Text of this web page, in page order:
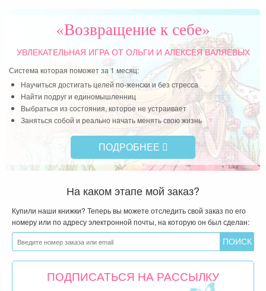
ошибки и вдохновляюсь идти
дальше по пути терпения, любви и работы над
собой. Я хочу поделиться своей
историей. Может быть, она станет свежим
воздухом для тех, кто прошел через
похожую боль и проблемы.
Десять лет назад я закончила школу с медалью,
сама поступила в крупный
вуз и уехала в другой город. Родители
сомневались, смогу ли я, но у меня
сомнений не было. Я знала, что я все смогу, что
учиться и страстно хотела уехать из родного
города. Сколько себя помню, все
детство в нашей семье были скандалы, отец
очень зло кричал на всех членов
семьи и мучил и изводил этим всю нашу семью.
Оставаясь одна, я задыхалась
в истериках и стала доходить до суицидальных
«Возвращение к себе»
УВЛЕКАТЕЛЬНАЯ ИГРАОТ ОЛЬГИ И АЛЕКСЕЯ ВАЛЯЕВЫХ
Система которая поможет за 1 месяц:
Научиться достигать целей по-женски и без стресса
Найти подруг и единомышленниц
Выбраться из состояния, которое не устраивает
Заняться собой и реально начать менять свою жизнь
ПОДРОБНЕЕ
На каком этапе мой заказ?
Купили наши книжки? Теперь вы можете отследить свой заказ по его
номеру или по адресу электронной почты, на которую он был сделан:
ПОДПИСАТЬСЯ НА РАССЫЛКУ